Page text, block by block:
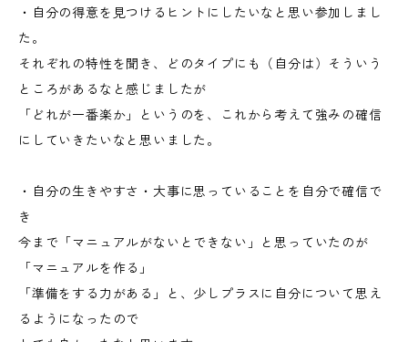
・自分の得意を見つけるヒントにしたいなと思い参加しまし
た。
それぞれの特性を聞き、どのタイプにも（自分は）そういう
ところがあるなと感じましたが
「どれが一番楽か」というのを、これから考えて強みの確信
にしていきたいなと思いました。
・自分の生きやすさ・大事に思っていることを自分で確信で
き
今まで「マニュアルがないとできない」と思っていたのが
「マニュアルを作る」
「準備をする力がある」と、少しプラスに自分について思え
るようになったので